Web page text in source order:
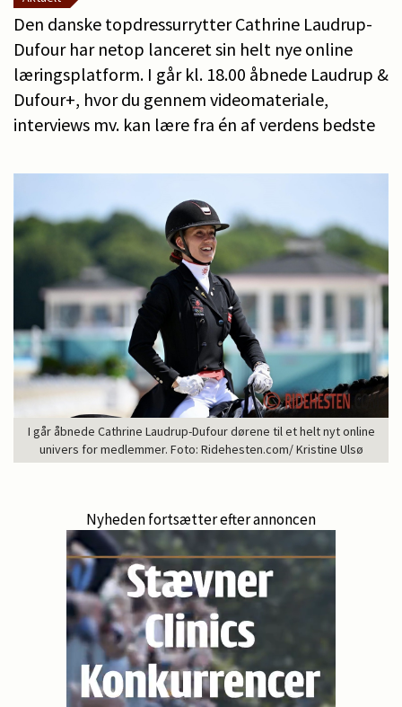
Den danske topdressurrytter Cathrine Laudrup-
Dufour har netop lanceret sin helt nye online
læringsplatform. I går kl. 18.00 åbnede Laudrup &
Dufour+, hvor du gennem videomateriale,
interviews mv. kan lære fra én af verdens bedste
I går åbnede Cathrine Laudrup-Dufour dørene til et helt nyt online
univers for medlemmer. Foto: Ridehesten.com/ Kristine Ulsø
Nyheden fortsætter efter annoncen